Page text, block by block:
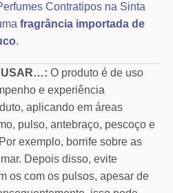
Contratipos na Sinta
fragrância importada de
.
USAR…: O produto é de uso
e experiência
aplicando em áreas
pulso, antebraço, pescoço e
exemplo, borrife sobre as
Depois disso, evite
os com os pulsos, apesar de